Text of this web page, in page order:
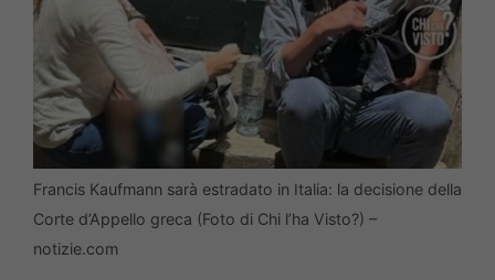
Francis Kaufmann sarà estradato in Italia: la decisione della
Corte d’Appello greca (Foto di Chi l’ha Visto?) –
notizie.com